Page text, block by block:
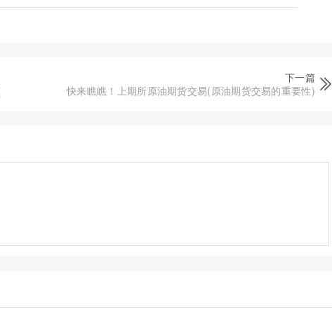
下一篇
快来瞧瞧！上期所原油期货交易(原油期货交易的重要性)